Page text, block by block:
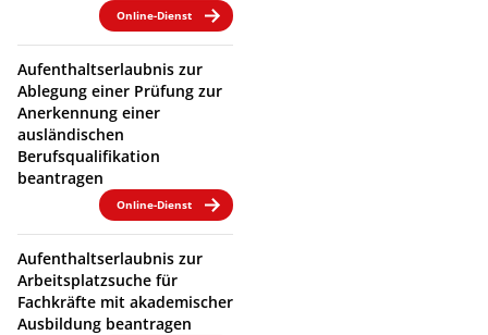
Online-Dienst
Aufenthaltserlaubnis zur
Ablegung einer Prüfung zur
Anerkennung einer
ausländischen
Berufsqualifikation
beantragen
Online-Dienst
Aufenthaltserlaubnis zur
Arbeitsplatzsuche für
Fachkräfte mit akademischer
Ausbildung beantragen